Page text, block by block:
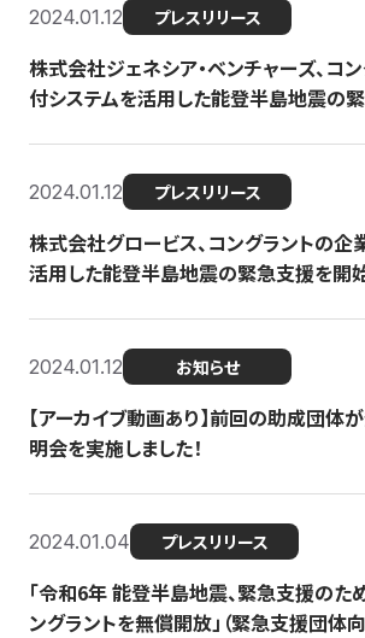
2024.01.12 プレスリリース
株式会社ジェネシア・ベンチャーズ、コ
付システムを活用した能登半島地震の
2024.01.12 プレスリリース
株式会社グロービス、コングラントの企
活用した能登半島地震の緊急支援を開
2024.01.12 お知らせ
【アーカイブ動画あり】前回の助成団体
明会を実施しました！
2024.01.04 プレスリリース
「令和6年 能登半島地震、緊急支援のた
ングラントを無償開放」（緊急支援団体向